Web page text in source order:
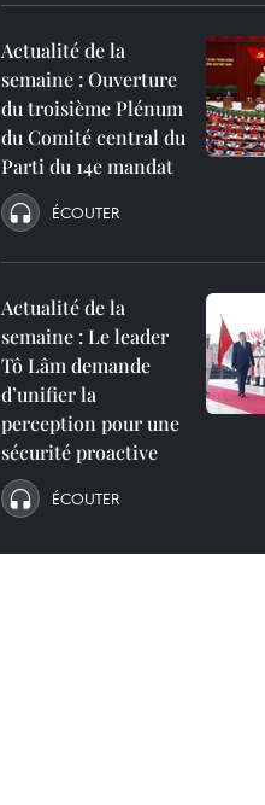
Actualité de la
semaine : Ouverture
du troisième Plénum
du Comité central du
Parti du 14e mandat
ÉCOUTER
Actualité de la
semaine : Le leader
Tô Lâm demande
d’unifier la
perception pour une
sécurité proactive
ÉCOUTER